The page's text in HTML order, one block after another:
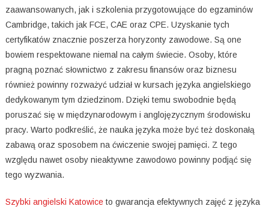
zaawansowanych, jak i szkolenia przygotowujące do egzaminów
Cambridge, takich jak FCE, CAE oraz CPE. Uzyskanie tych
certyfikatów znacznie poszerza horyzonty zawodowe. Są one
bowiem respektowane niemal na całym świecie. Osoby, które
pragną poznać słownictwo z zakresu finansów oraz biznesu
również powinny rozważyć udział w kursach języka angielskiego
dedykowanym tym dziedzinom. Dzięki temu swobodnie będą
poruszać się w międzynarodowym i anglojęzycznym środowisku
pracy. Warto podkreślić, że nauka języka może być też doskonałą
zabawą oraz sposobem na ćwiczenie swojej pamięci. Z tego
względu nawet osoby nieaktywne zawodowo powinny podjąć się
tego wyzwania.
Szybki angielski Katowiceto gwarancja efektywnych zajęć z języka